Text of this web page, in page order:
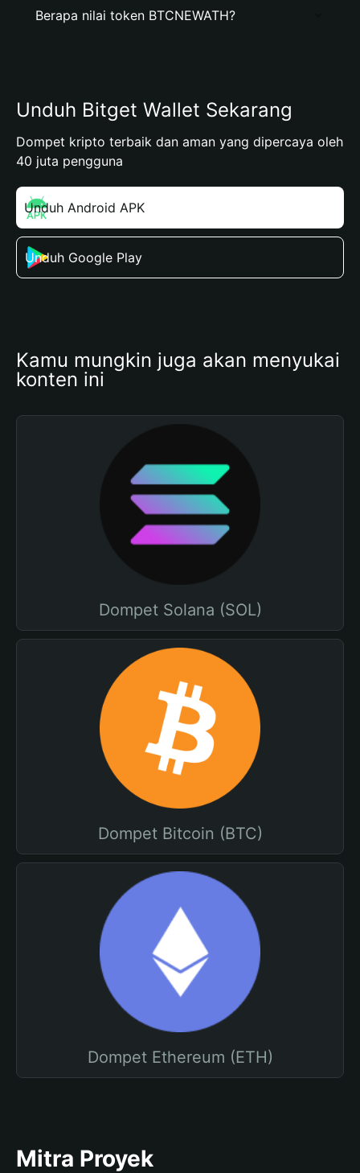
Berapa nilai token BTCNEWATH?
Unduh Bitget Wallet Sekarang
Dompet kripto terbaik dan aman yang dipercaya oleh
40 juta pengguna
Unduh Android APK
Unduh Google Play
Kamu mungkin juga akan menyukai
konten ini
Dompet Solana (SOL)
Dompet Bitcoin (BTC)
Dompet Ethereum (ETH)
Mitra Proyek